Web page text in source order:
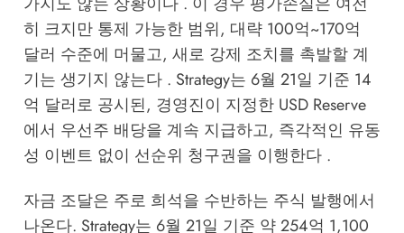
히 크지만 통제 가능한 범위, 대략 100억~170억
달러 수준에 머물고, 새로 강제 조치를 촉발할 계
기는 생기지 않는다 . Strategy는 6월 21일 기준 14
억 달러로 공시된, 경영진이 지정한 USD Reserve
에서 우선주 배당을 계속 지급하고, 즉각적인 유동
성 이벤트 없이 선순위 청구권을 이행한다 .
자금 조달은 주로 희석을 수반하는 주식 발행에서
나온다. Strategy는 6월 21일 기준 약 254억 1,100